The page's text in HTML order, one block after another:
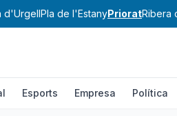
d'UrgellPla de l'EstanyPrioratRibera
Esports Empresa Política